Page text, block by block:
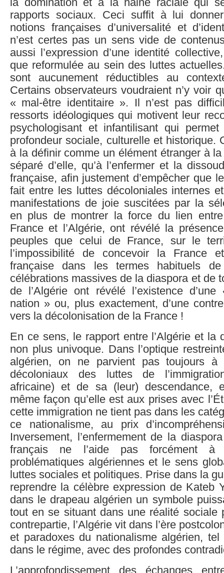
la domination et à la haine raciale qui
rapports sociaux. Ceci suffit à lui
notions françaises d’universalité et
n’est certes pas un sens vide de
aussi l’expression d’une identité
que reformulée au sein des luttes
sont aucunement réductibles au
Certains observateurs voudraient n’y voir
« mal-être identitaire ». Il n’est pas
ressorts idéologiques qui motivent leur
psychologisant et infantilisant qui
profondeur sociale, culturelle et historique.
à la définir comme un élément étranger à
séparé d’elle, qu’à l’enfermer et la
française, afin justement d’empêcher que
fait entre les luttes décoloniales internes
manifestations de joie suscitées par la
en plus de montrer la force du lien
France et l’Algérie, ont révélé la
peuples que celui de France, sur le
l’impossibilité de concevoir la France
française dans les termes habituels
célébrations massives de la diaspora et de
de l’Algérie ont révélé l’existence
nation » ou, plus exactement, d’une
vers la décolonisation de la France !
En ce sens, le rapport entre l’Algérie et la
non plus univoque. Dans l’optique
algérien, on ne parvient pas toujours à
décoloniaux des luttes de
africaine) et de sa (leur) descendance,
même façon qu’elle est aux prises avec
cette immigration ne tient pas dans les
ce nationalisme, au prix
Inversement, l’enfermement de la
français ne l’aide pas forcément à
problématiques algériennes et le sens
luttes sociales et politiques. Prise dans la
reprendre la célèbre expression de Kateb
dans le drapeau algérien un symbole
tout en se situant dans une réalité sociale
contrepartie, l’Algérie vit dans l’ère
et paradoxes du nationalisme algérien, tel
dans le régime, avec des profondes
L’approfondissement des échanges